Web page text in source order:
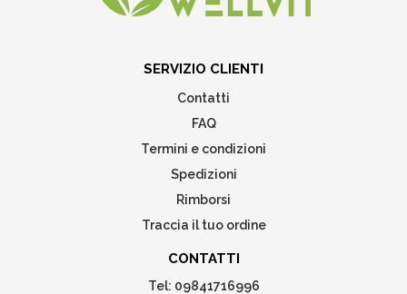
SERVIZIO CLIENTI
Contatti
FAQ
Termini e condizioni
Spedizioni
Rimborsi
Traccia il tuo ordine
CONTATTI
Tel: 09841716996